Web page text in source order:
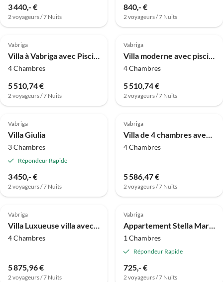
3 440,- €
2 voyageurs / 7 Nuits
840,- €
2 voyageurs / 7 Nuits
4.8 (1)
Vabriga
Villa à Vabriga avec Piscine et Jardin
4 Chambres
5 510,74 €
2 voyageurs / 7 Nuits
4.8 (1)
Vabriga
Villa moderne avec piscine à Vabriga
4 Chambres
5 510,74 €
2 voyageurs / 7 Nuits
Vabriga
Villa Giulia
3 Chambres
Répondeur Rapide
3 450,- €
2 voyageurs / 7 Nuits
Vabriga
Villa de 4 chambres avec piscine à Vabriga
4 Chambres
5 586,47 €
2 voyageurs / 7 Nuits
Vabriga
Villa Luxueuse villa avec piscine à Vabriga
4 Chambres
5 875,96 €
2 voyageurs / 7 Nuits
Vabriga
Appartement Stella Marina Deluxe
1 Chambres
Répondeur Rapide
725,- €
2 voyageurs / 7 Nuits